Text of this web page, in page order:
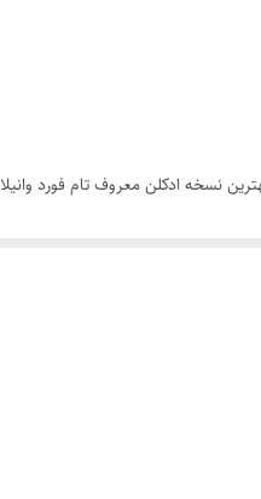
نسخه ادکلن معروف تام فورد
برای شماست. بهترین ها را با